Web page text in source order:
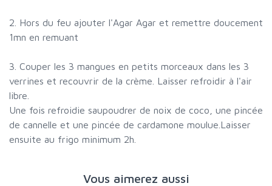
2. Hors du feu ajouter l'Agar Agar et remettre doucement
1mn en remuant
3. Couper les 3 mangues en petits morceaux dans les 3
verrines et recouvrir de la crème. Laisser refroidir à l'air
libre.
Une fois refroidie saupoudrer de noix de coco, une pincée
de cannelle et une pincée de cardamone moulue.Laisser
ensuite au frigo minimum 2h.
Vous aimerez aussi